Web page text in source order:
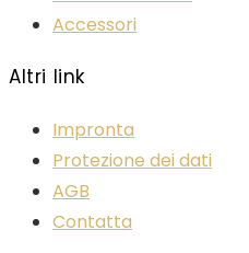
Accessori
Altri link
Impronta
Protezione dei dati
AGB
Contatta